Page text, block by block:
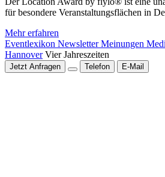
für besondere Veranstaltungsflächen in
Mehr erfahren
Eventlexikon NewsletterMeinungen
Hannover Vier Jahreszeiten
Jetzt Anfragen Telefon E-Mail